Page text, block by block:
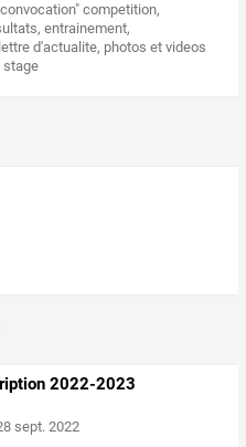
competition,
,entrainement,
d'actualite, photos et videos
stage
2022-2023
sept. 2022